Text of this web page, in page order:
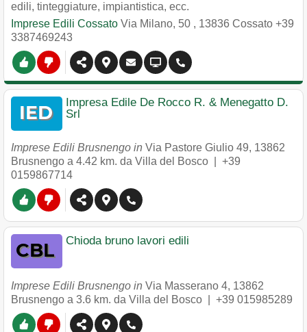
edili, tinteggiature, impiantistica, ecc.
Imprese Edili Cossato Via Milano, 50 , 13836 Cossato +39
3387469243
Impresa Edile De Rocco R. & Menegatto D.
Srl
Imprese Edili Brusnengo in Via Pastore Giulio 49, 13862
Brusnengo a 4.42 km. da Villa del Bosco | +39
0159867714
Chioda bruno lavori edili
Imprese Edili Brusnengo in Via Masserano 4, 13862
Brusnengo a 3.6 km. da Villa del Bosco | +39 015985289